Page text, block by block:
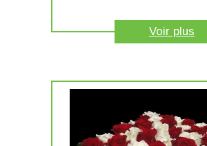
Voir plus